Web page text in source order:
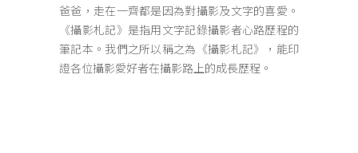
爸爸，走在一齊都是因為對攝影及文字的喜愛。
《攝影札記》是指用文字記錄攝影者心路歷程的
筆記本。我們之所以稱之為《攝影札記》，能印
證各位攝影愛好者在攝影路上的成長歷程。